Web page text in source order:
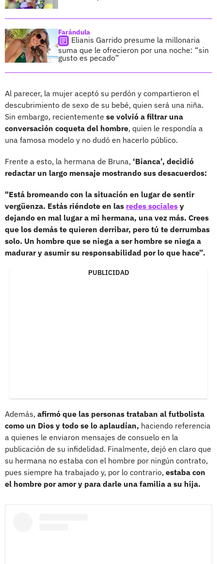
Farándula
Elianis Garrido presume la millonaria
suma que le ofrecieron por una noche: “sin
gusto es pecado”
Al parecer, la mujer aceptó su perdón y compartieron el
descubrimiento de sexo de su bebé, quien será una niña.
Sin embargo, recientemente se volvió a filtrar una
conversación coqueta del hombre, quien le respondía a
una famosa modelo y no dudó en hacerlo público.
Frente a esto, la hermana de Bruna, ‘Bianca’, decidió
redactar un largo mensaje mostrando sus desacuerdos:
"Está bromeando con la situación en lugar de sentir
vergüenza. Estás riéndote en las redes sociales y
dejando en mal lugar a mi hermana, una vez más. Crees
que los demás te quieren derribar, pero tú te derrumbas
solo. Un hombre que se niega a ser hombre se niega a
madurar y asumir su responsabilidad por lo que hace”.
PUBLICIDAD
Además, afirmó que las personas trataban al futbolista
como un Dios y todo se lo aplaudían, haciendo referencia
a quienes le enviaron mensajes de consuelo en la
publicación de su infidelidad. Finalmente, dejó en claro que
su hermana no estaba con el hombre por ningún contrato,
pues siempre ha trabajado y, por lo contrario, estaba con
el hombre por amor y para darle una familia a su hija.